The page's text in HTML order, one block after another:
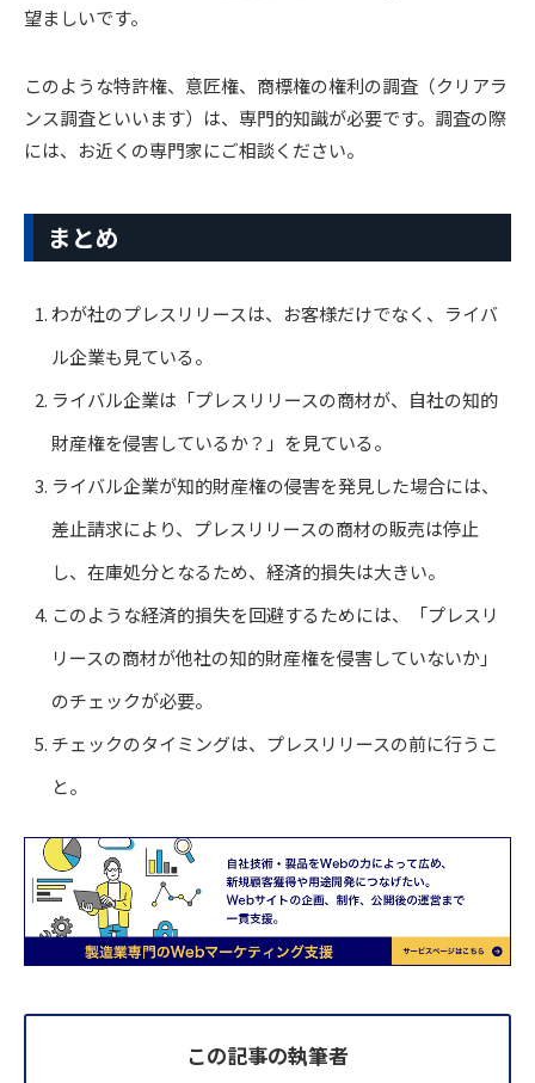
望ましいです。
このような特許権、意匠権、商標権の権利の調査（クリアラ
ンス調査といいます）は、専門的知識が必要です。調査の際
には、お近くの専門家にご相談ください。
まとめ
わが社のプレスリリースは、お客様だけでなく、ライバ
ル企業も見ている。
ライバル企業は「プレスリリースの商材が、自社の知的
財産権を侵害しているか？」を見ている。
ライバル企業が知的財産権の侵害を発見した場合には、
差止請求により、プレスリリースの商材の販売は停止
し、在庫処分となるため、経済的損失は大きい。
このような経済的損失を回避するためには、「プレスリ
リースの商材が他社の知的財産権を侵害していないか」
のチェックが必要。
チェックのタイミングは、プレスリリースの前に行うこ
と。
この記事の執筆者